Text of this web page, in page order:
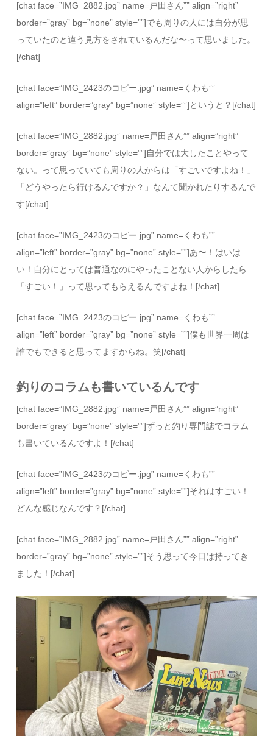
[chat face=”IMG_2882.jpg” name=戸田さん”” align=”right”
border=”gray” bg=”none” style=””]でも周りの人には自分が思
っていたのと違う見方をされているんだな〜って思いました。
[/chat]
[chat face=”IMG_2423のコピー.jpg” name=くわも””
align=”left” border=”gray” bg=”none” style=””]というと？[/chat]
[chat face=”IMG_2882.jpg” name=戸田さん”” align=”right”
border=”gray” bg=”none” style=””]自分では大したことやって
ない。って思っていても周りの人からは「すごいですよね！」
「どうやったら行けるんですか？」なんて聞かれたりするんで
す[/chat]
[chat face=”IMG_2423のコピー.jpg” name=くわも””
align=”left” border=”gray” bg=”none” style=””]あ〜！はいは
い！自分にとっては普通なのにやったことない人からしたら
「すごい！」って思ってもらえるんですよね！[/chat]
[chat face=”IMG_2423のコピー.jpg” name=くわも””
align=”left” border=”gray” bg=”none” style=””]僕も世界一周は
誰でもできると思ってますからね。笑[/chat]
釣りのコラムも書いているんです
[chat face=”IMG_2882.jpg” name=戸田さん”” align=”right”
border=”gray” bg=”none” style=””]ずっと釣り専門誌でコラム
も書いているんですよ！[/chat]
[chat face=”IMG_2423のコピー.jpg” name=くわも””
align=”left” border=”gray” bg=”none” style=””]それはすごい！
どんな感じなんです？[/chat]
[chat face=”IMG_2882.jpg” name=戸田さん”” align=”right”
border=”gray” bg=”none” style=””]そう思って今日は持ってき
ました！[/chat]